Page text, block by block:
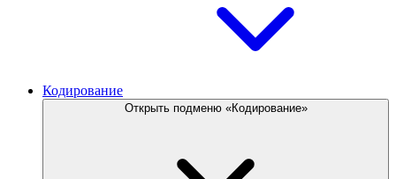
Кодирование
Открыть подменю «Кодирование»